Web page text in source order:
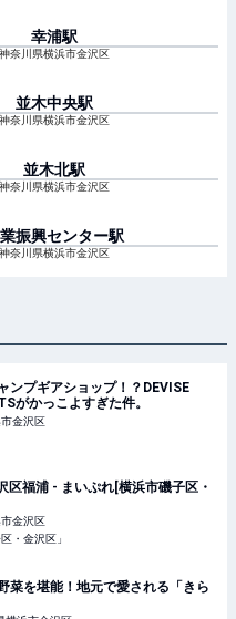
幸浦駅
神奈川県横浜市金沢区
並木中央駅
神奈川県横浜市金沢区
並木北駅
神奈川県横浜市金沢区
振興センター駅
神奈川県横浜市金沢区
ンプギアショップ！？DEVISE
がかっこよすぎた件。
金沢区
区福浦 - まいぷれ[横浜市磯子区・
金沢区
・金沢区」
菜を堪能！地元で愛される「きら